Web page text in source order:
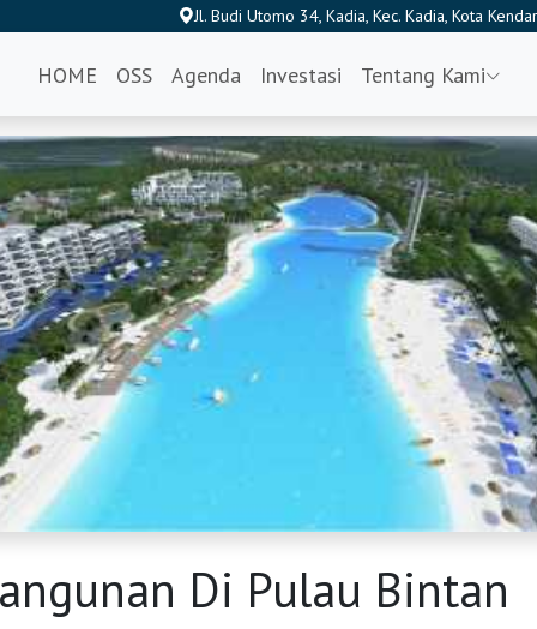
Jl. Budi Utomo 34, Kadia, Kec. Kadia, Kota
HOME OSS Agenda Investasi Tentang Kami
Di Pulau Bintan